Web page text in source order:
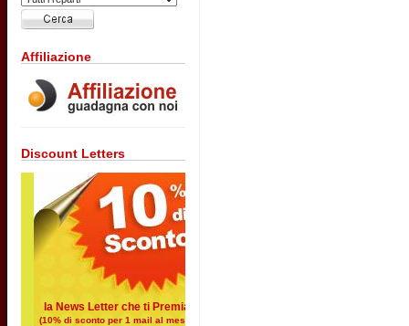
Affiliazione
Discount Letters
la News Letter che ti Premia
(10% di sconto per 1 mail al mese)